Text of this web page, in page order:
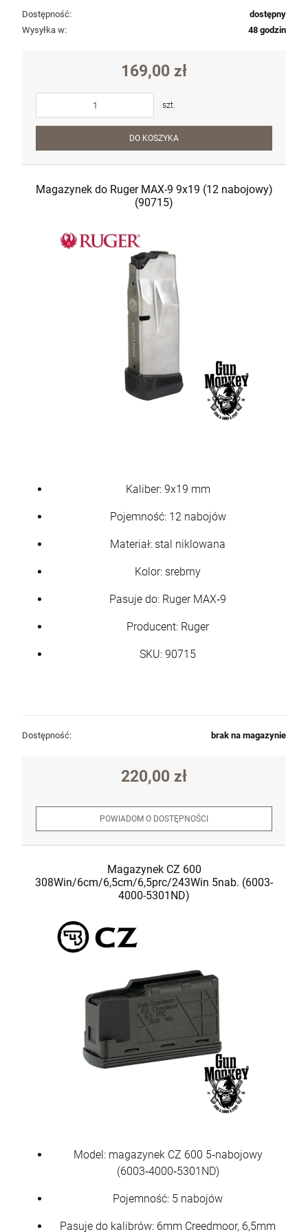
Dostępność:
dostępny
Wysyłka w:
48 godzin
169,00 zł
szt.
DO KOSZYKA
Magazynek do Ruger MAX-9 9x19 (12 nabojowy)
(90715)
Kaliber: 9x19 mm
Pojemność: 12 nabojów
Materiał: stal niklowana
Kolor: srebrny
Pasuje do: Ruger MAX‑9
Producent: Ruger
SKU: 90715
Dostępność: brak na magazynie
220,00 zł
POWIADOM O DOSTĘPNOŚCI
Magazynek CZ 600
308Win/6cm/6,5cm/6,5prc/243Win 5nab. (6003-
4000-5301ND)
Model: magazynek CZ 600 5‑nabojowy
(6003‑4000‑5301ND)
Pojemność: 5 nabojów
Pasuje do kalibrów: 6mm Creedmoor, 6,5mm